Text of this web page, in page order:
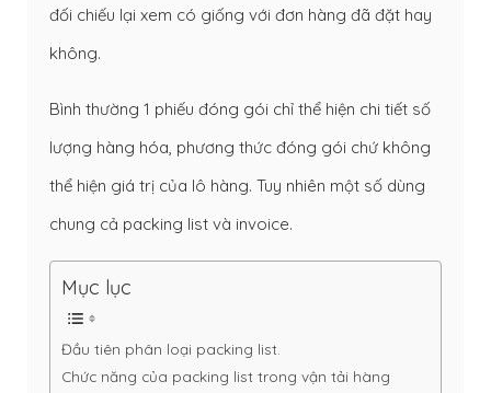
đối chiếu lại xem có giống với đơn hàng đã đặt hay
không.
Bình thường 1 phiếu đóng gói chỉ thể hiện chi tiết số
lượng hàng hóa, phương thức đóng gói chứ không
thể hiện giá trị của lô hàng. Tuy nhiên một số dùng
chung cả packing list và invoice.
Mục lục
Đầu tiên phân loại packing list.
Chức năng của packing list trong vận tải hàng